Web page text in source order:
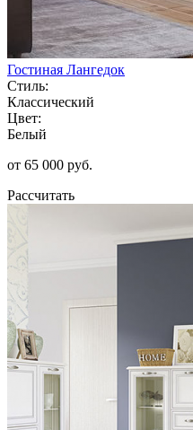
Гостиная Лангедок
Стиль:
Классический
Цвет:
Белый
от 65 000 руб.
Рассчитать